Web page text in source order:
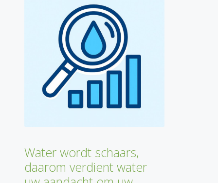
Water wordt schaars,
daarom verdient water